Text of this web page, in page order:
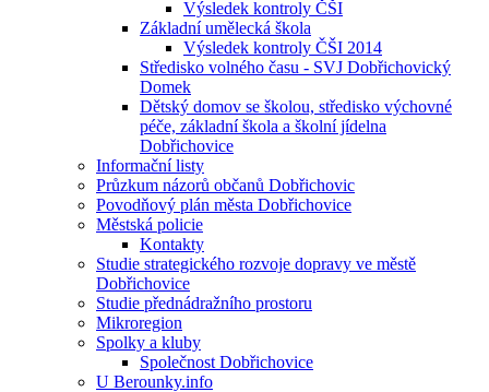
Výsledek kontroly ČŠI
Základní umělecká škola
Výsledek kontroly ČŠI 2014
Středisko volného času - SVJ Dobřichovický
Domek
Dětský domov se školou, středisko výchovné
péče, základní škola a školní jídelna
Dobřichovice
Informační listy
Průzkum názorů občanů Dobřichovic
Povodňový plán města Dobřichovice
Městská policie
Kontakty
Studie strategického rozvoje dopravy ve městě
Dobřichovice
Studie přednádražního prostoru
Mikroregion
Spolky a kluby
Společnost Dobřichovice
U Berounky.info